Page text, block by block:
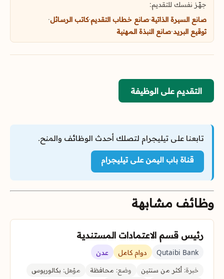
جهّز نفسك للتقديم:
صانع السيرة الذاتية·صانع خطاب التقديم·كاتب الرسائل·
توقيع البريد·صانع النبذة المهنية
التقديم على الوظيفة
تابعنا على تيليجرام لتصلك أحدث الوظائف والمنح.
قناة باب اليمن على تيليجرام
وظائف مشابهة
رئيس قسم الاعتمادات المستندية
Qutaibi Bank دوام كامل عدن
خبرة: أكثر من سنتين وضع: محافظة مؤهل: بكالوريوس